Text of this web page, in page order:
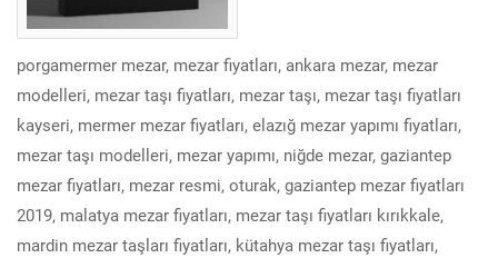
porgamermer mezar, mezar fiyatları, ankara mezar, mezar
modelleri, mezar taşı fiyatları, mezar taşı, mezar taşı fiyatları
kayseri, mermer mezar fiyatları, elazığ mezar yapımı fiyatları,
mezar taşı modelleri, mezar yapımı, niğde mezar, gaziantep
mezar fiyatları, mezar resmi, oturak, gaziantep mezar fiyatları
2019, malatya mezar fiyatları, mezar taşı fiyatları kırıkkale,
mardin mezar taşları fiyatları, kütahya mezar taşı fiyatları,